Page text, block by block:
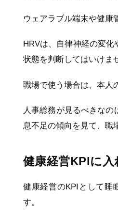
ウェアラブル端末や健康
HRVは、自律神経の変
状態を判断してはいけま
職場で使う場合は、本人
人事総務が見るべきな
息不足の傾向を見て、職
健康経営KPIに
健康経営のKPIとして睡
す。